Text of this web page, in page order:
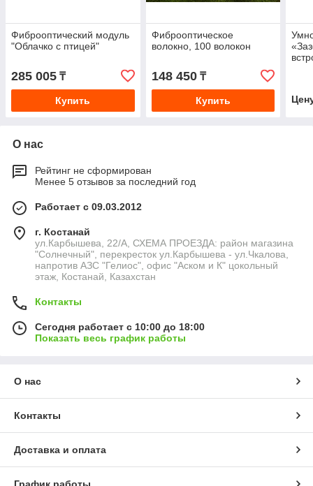
Фиброоптический модуль
"Облачко с птицей"
285 005 ₸
Купить
Фиброоптическое
волокно, 100 волокон
148 450₸
Купить
О нас
Рейтинг не сформирован
Менее 5 отзывов за последний год
Работает с 09.03.2012
г. Костанай
ул.Карбышева, 22/А, СХЕМА ПРОЕЗДА: район магазина
"Солнечный", перекресток ул.Карбышева - ул.Чкалова,
напротив АЗС "Гелиос", офис "Аском и К" цокольный
этаж, Костанай, Казахстан
Контакты
Сегодня работает с 10:00 до 18:00
Показать весь график работы
О нас
Контакты
Доставка и оплата